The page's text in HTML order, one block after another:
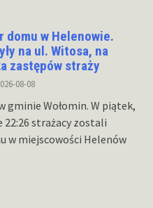
domu w Helenowie.
na ul. Witosa, na
zastępów straży
08-08
gminie Wołomin. W piątek,
22:26 strażacy zostali
w miejscowości Helenów